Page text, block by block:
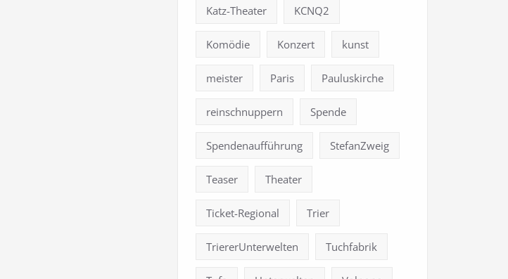
Katz-Theater KCNQ2
Komödie Konzert kunst
meister Paris Pauluskirche
reinschnuppern Spende
Spendenaufführung StefanZweig
Teaser Theater
Ticket-Regional Trier
TriererUnterwelten Tuchfabrik